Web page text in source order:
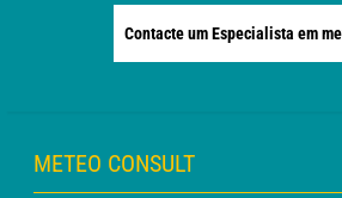
Contacte um Especialista em
METEO CONSULT